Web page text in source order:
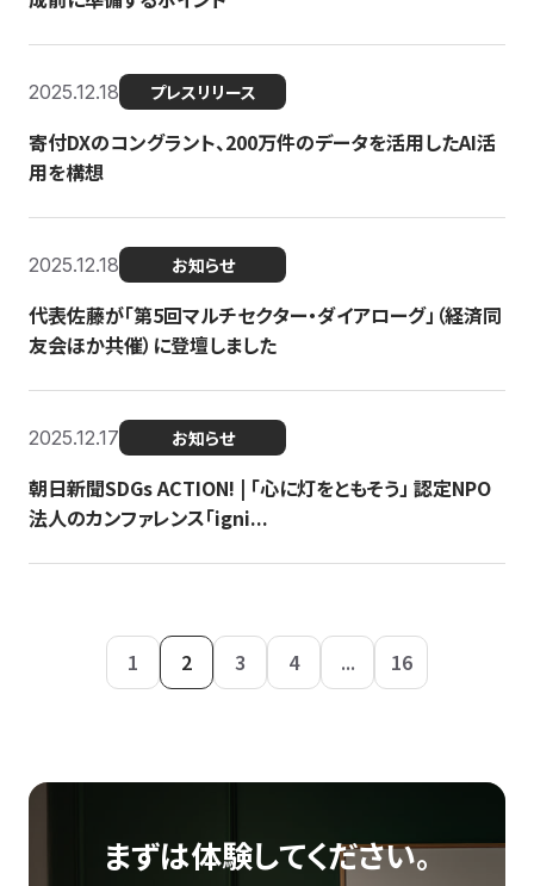
2025.12.18 プレスリリース
寄付DXのコングラント、200万件のデータを活用したAI活
用を構想
2025.12.18 お知らせ
代表佐藤が「第5回マルチセクター・ダイアローグ」（経済同
友会ほか共催）に登壇しました
2025.12.17 お知らせ
朝日新聞SDGs ACTION! | 「心に灯をともそう」 認定NPO
法人のカンファレンス「igni...
1 2 3 4 ... 16
まずは体験してください。